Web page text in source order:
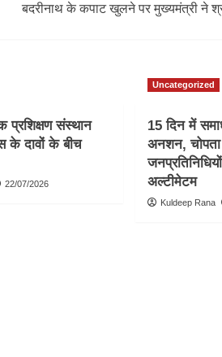
बदरीनाथ के कपाट खुलने पर मुख्यमंत्री ने
प्रशिक्षण संस्थान
के दावों के बीच
22/07/2026
Uncategorized
15 दिन में
अनशन, चोपता
अल्टीमेटम
Kuldeep Rana